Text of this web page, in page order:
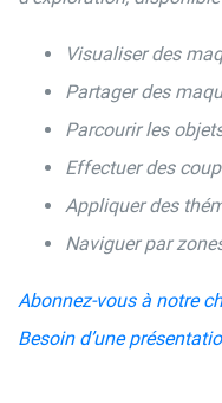
Visualiser des
Partager des
Parcourir les
Effectuer des
Appliquer des
Naviguer par
Abonnez-vous à notre
Besoin d’une